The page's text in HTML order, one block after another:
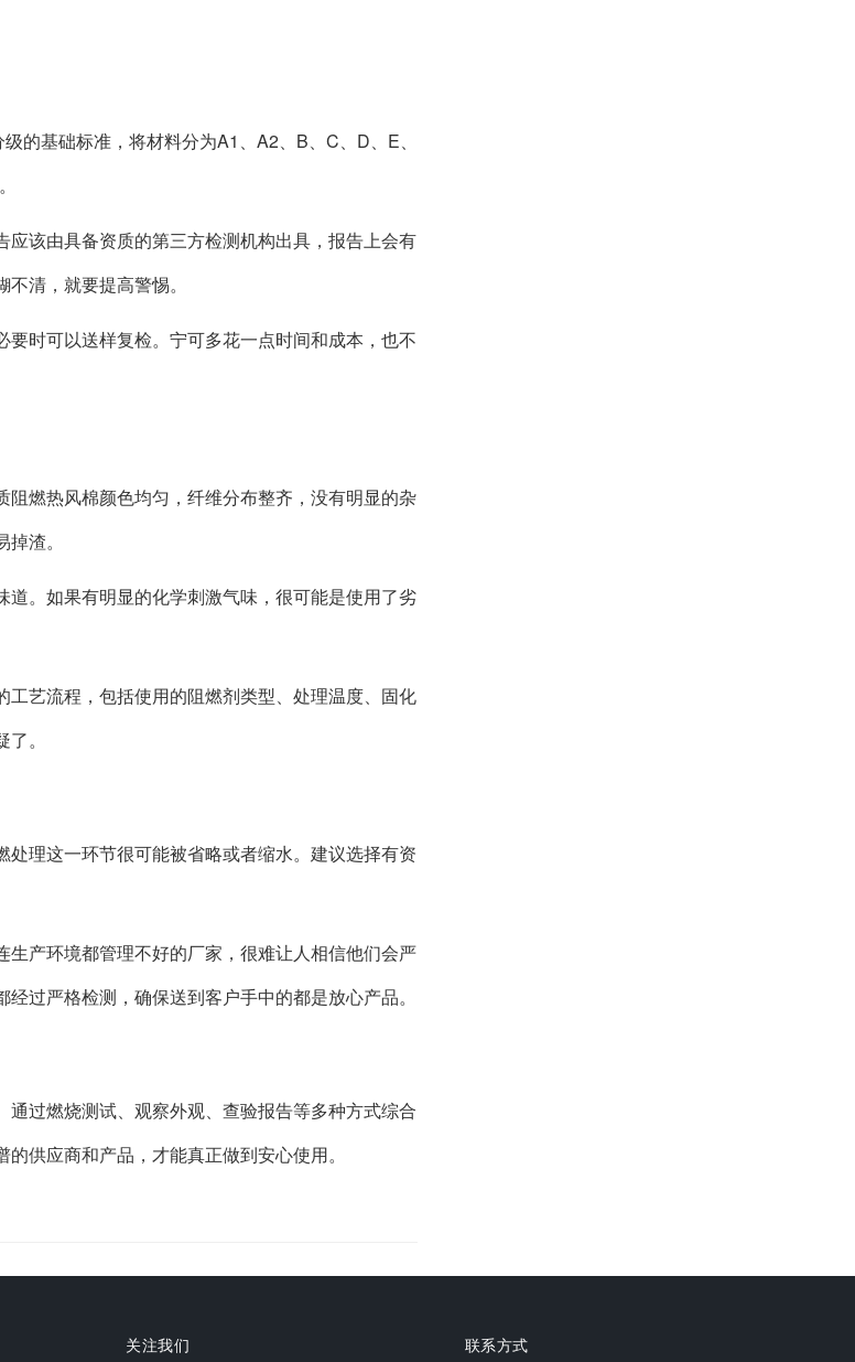
的基础标准，将材料分为A1、A2、B、C、D、E、
该由具备资质的第三方检测机构出具，报告上会有
清，就要提高警惕。
时可以送样复检。宁可多花一点时间和成本，也不
燃热风棉颜色均匀，纤维分布整齐，没有明显的杂
渣。
。如果有明显的化学刺激气味，很可能是使用了劣
艺流程，包括使用的阻燃剂类型、处理温度、固化
。
理这一环节很可能被省略或者缩水。建议选择有资
产环境都管理不好的厂家，很难让人相信他们会严
过严格检测，确保送到客户手中的都是放心产品。
过燃烧测试、观察外观、查验报告等多种方式综合
供应商和产品，才能真正做到安心使用。
关注我们 联系方式